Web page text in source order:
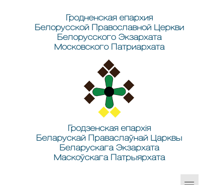
Гродненская епархия
Белорусской Православной Церкви
Белорусского Экзархата
Московского Патриархата
Гродзенская епархія
Беларускай Праваслаўнай Царквы
Беларускага Экзархата
Маскоўскага Патрыярхата